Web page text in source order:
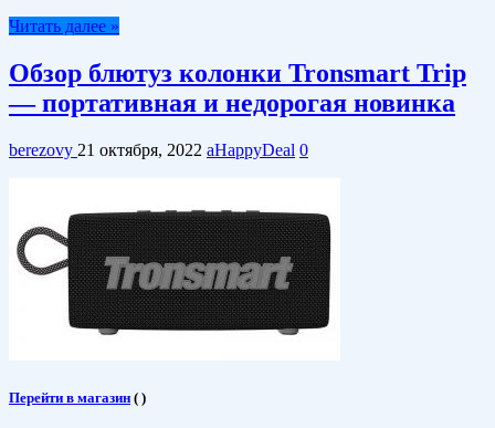
Читать далее »
Обзор блютуз колонки Tronsmart Trip
— портативная и недорогая новинка
berezovy 21 октября, 2022 aHappyDeal 0
Перейти в магазин ( )